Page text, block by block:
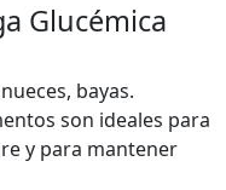
Glucémica
bayas.
son ideales para
y para mantener